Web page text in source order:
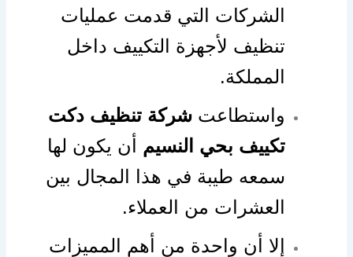
الشركات التي قدمت عمليات
تنظيف لأجهزة التكييف داخل
المملكة.
واستطاعتشركة تنظيف دكت
تكييف بحي النسيم أن يكون لها
سمعه طيبة في هذا المجال بين
العشرات من العملاء.
إلا أن واحدة من أهم المميزات